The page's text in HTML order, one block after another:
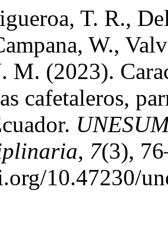
T. R.,
W.,
M. (2023).
cafetaleros,
, 7(3),
10.47230/